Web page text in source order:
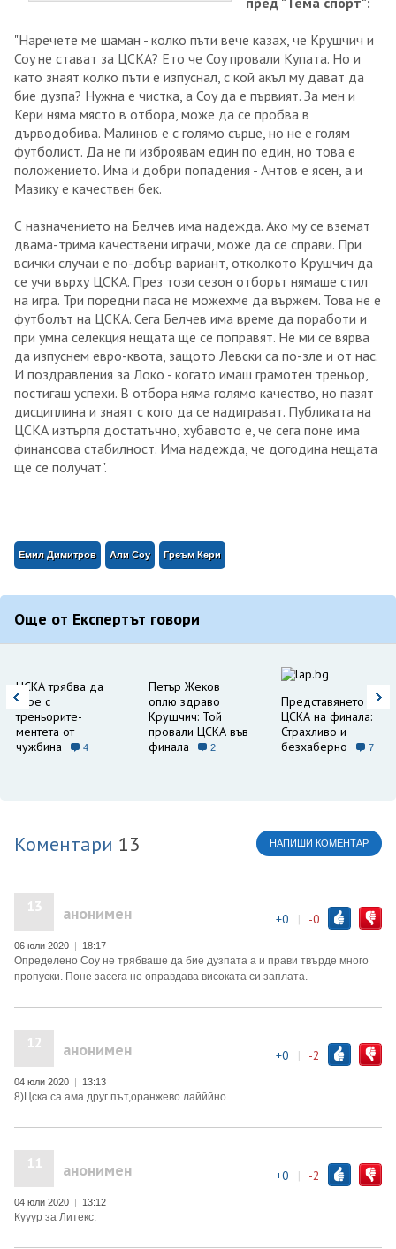
"Наречете ме шаман - колко пъти вече казах, че Крушчич и
Coy не стават за ЦСКА? Ето че Coy провали Купата. Но и
като знаят колко пъти е изпуснал, с кой акъл му дават да
бие дузпа? Нужна е чистка, a Coy да е първият. За мен и
Кери няма място в отбора, може да се пробва в
дърводобива. Малинов е с голямо сърце, но не е голям
футболист. Да не ги изброявам един по един, но това е
положението. Има и добри попадения - Антов е ясен, a и
Мазику е качествен бек.
С назначението на Белчев има надежда. Ако му се вземат
двама-трима качествени играчи, може да се справи. При
всички случаи е по-добър вариант, отколкото Крушчич да
се учи върху ЦСКА. През този сезон отборът нямаше стил
на игра. Три поредни паса не можехме да вържем. Това не е
футболът на ЦСКА. Сега Белчев има време да поработи и
при умна селекция нещата ще се поправят. Не ми се вярва
да изпуснем евро-квота, защото Левски са по-зле и от нас.
И поздравления за Локо - когато имаш грамотен треньор,
постигаш успехи. В отбора няма голямо качество, но пазят
дисциплина и знаят с кого да се надиграват. Публиката на
ЦСКА изтърпя достатъчно, хубавото е, че сега поне има
финансова стабилност. Има надежда, че догодина нещата
ще се получат".
Емил Димитров Али Соу Греъм Кери
Още от Експертът говори
ЦСКА трябва да
спре с
треньорите-
ментета от
чужбина
4
Петър Жеков
оплю здраво
Крушчич: Той
провали ЦСКА във
финала
2
Представянето на
ЦСКА на финала:
Страхливо и
безхаберно
7
Коментари 13 НАПИШИ КОМЕНТАР
13 анонимен +0 | -0
06 юли 2020 | 18:17
Определено Соу не трябваше да бие дузпата а и прави твърде много
пропуски. Поне засега не оправдава високата си заплата.
12 анонимен +0 | -2
04 юли 2020 | 13:13
8)Цска са ама друг път,оранжево лайййно.
11 анонимен +0 | -2
04 юли 2020 | 13:12
Кууур за Литекс.